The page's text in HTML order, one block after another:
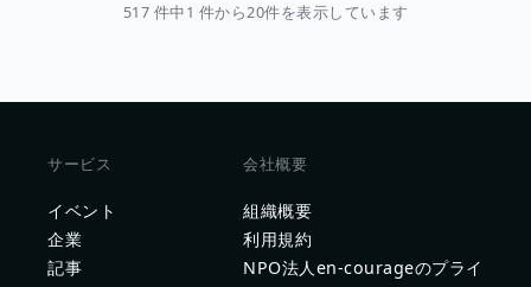
517 件中1 件から20件を表示しています
サービス
イベント
企業
記事
会社概要
組織概要
利用規約
NPO法人en-courageのプライ